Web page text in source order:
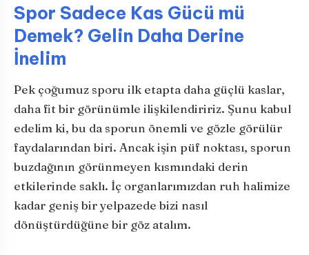
Spor Sadece Kas Gücü mü
Demek? Gelin Daha Derine
İnelim
Pek çoğumuz sporu ilk etapta daha güçlü kaslar,
daha fit bir görünümle ilişkilendiririz. Şunu kabul
edelim ki, bu da sporun önemli ve gözle görülür
faydalarından biri. Ancak işin püf noktası, sporun
buzdağının görünmeyen kısmındaki derin
etkilerinde saklı. İç organlarımızdan ruh halimize
kadar geniş bir yelpazede bizi nasıl
dönüştürdüğüne bir göz atalım.